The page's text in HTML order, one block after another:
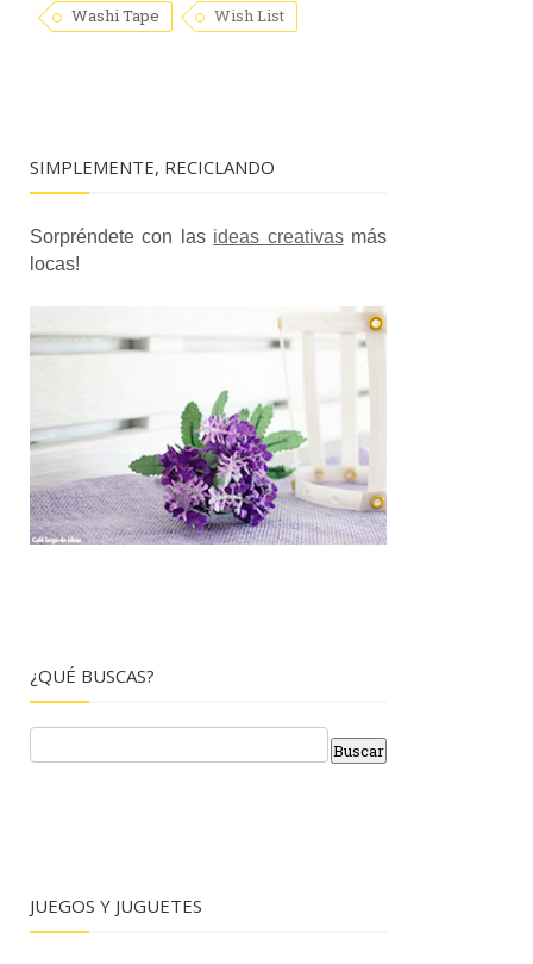
Washi Tape
Wish List
SIMPLEMENTE, RECICLANDO
Sorpréndete con las ideas creativasmás
locas!
¿QUÉ BUSCAS?
JUEGOS Y JUGUETES